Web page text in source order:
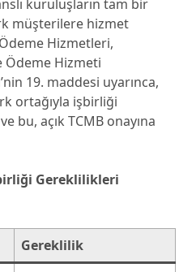
kuruluşların tam bir
müşterilere hizmet
Hizmetleri,
Ödeme Hizmeti
19. maddesi uyarınca,
ortağıyla işbirliği
bu, açık TCMB onayına
Gereklilikleri
Gereklilik